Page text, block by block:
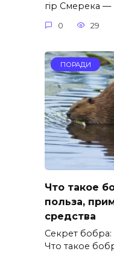
гір Смерека —
0 29
ПОРАДИ
Что такое
польза,
средства
Секрет бобра:
Что такое